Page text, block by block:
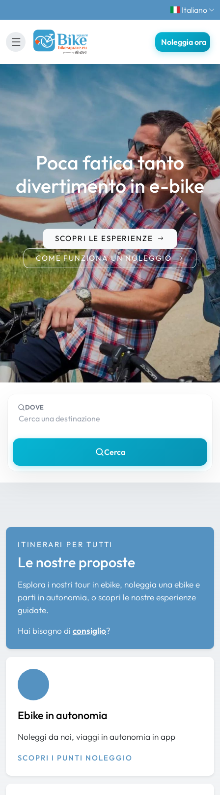
Italiano
Noleggia ora
Poca fatica tanto
divertimento in e-bike
COME FUNZIONA UN NOLEGGIO
SCOPRI LE ESPERIENZE
DOVE
Cerca
ITINERARI PER TUTTI
Le nostre proposte
Esplora i nostri tour in ebike, noleggia una ebike e
parti in autonomia, o scopri le nostre esperienze
guidate.
Hai bisogno di consiglio?
Ebike in autonomia
Noleggi da noi, viaggi in autonomia in app
SCOPRI I PUNTI NOLEGGIO